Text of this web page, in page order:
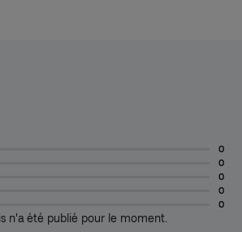
0
0
0
0
0
n'a été publié pour le moment.